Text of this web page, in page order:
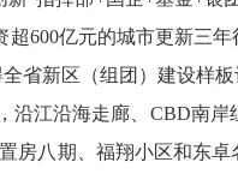
超600亿元的城市更新三年
省新区（组团）建设样
沿江沿海走廊、 CBD南岸
房八期 、福翔小区和东